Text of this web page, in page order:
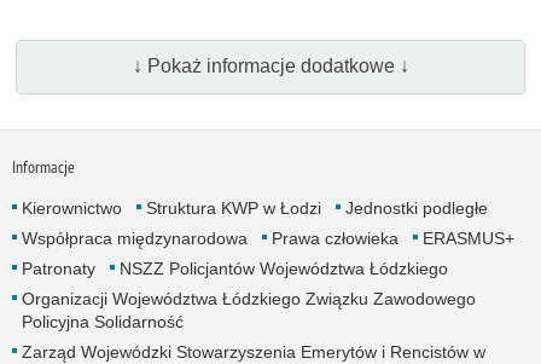
↓ Pokaż informacje dodatkowe ↓
Informacje
Kierownictwo Struktura KWP w Łodzi
Jednostki podległe
Współpraca międzynarodowa
Prawa człowieka
ERASMUS+
Patronaty
NSZZ Policjantów Województwa Łódzkiego
Organizacji Województwa Łódzkiego Związku Zawodowego
Policyjna Solidarność
Zarząd Wojewódzki Stowarzyszenia Emerytów i Rencistów w